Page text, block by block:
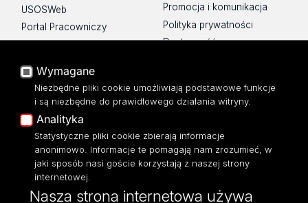
USOSWeb
Portal Pracowniczy
Baza Aktów Własnych
Moodle
Eksperci UŁ
Polityka Prywatności
Dostępność
Promocja i komunikacja
Polityka prywatności
Dostępność
Bufet ☕
ul. Kopcińskiego 8/12
Wymagane
Niezbędne pliki cookie umożliwiają podstawowe funkcje
i są niezbędne do prawidłowego działania witryny.
Analityka
Statystyczne pliki cookie zbierają informacje
anonimowo. Informacje te pomagają nam zrozumieć, w
jaki sposób nasi goście korzystają z naszej strony
internetowej.
Nasza strona internetowa używa